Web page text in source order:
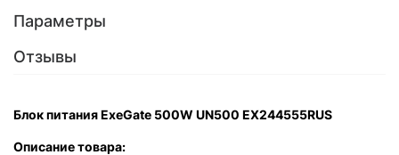
Параметры
Отзывы
Блок питания ExeGate 500W UN500 EX244555RUS
Описание товара: